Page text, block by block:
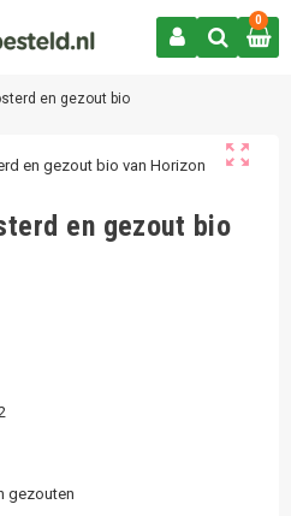
0
en gezout bio
zoom_out_map
en gezout bio
gezouten